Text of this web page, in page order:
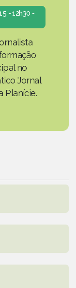
- 12h30 -
no
'Jornal
Planície.